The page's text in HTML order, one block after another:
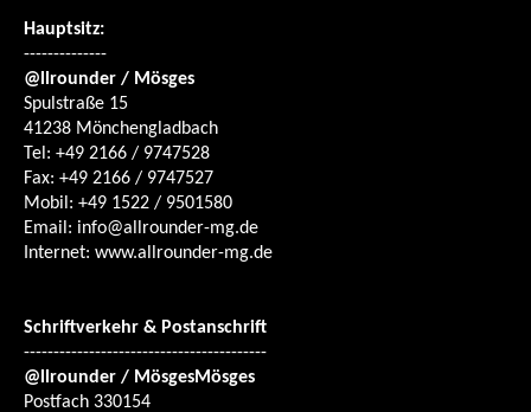
Hauptsitz:
--------------
@llrounder / Mösges
Spulstraße 15
41238 Mönchengladbach
Tel: +49 2166 / 9747528
Fax: +49 2166 / 9747527
Mobil: +49 1522 / 9501580
Email: info@allrounder-mg.de
Internet: www.allrounder-mg.de
Schriftverkehr & Postanschrift
-----------------------------------------
@llrounder / MösgesMösges
Postfach 330154